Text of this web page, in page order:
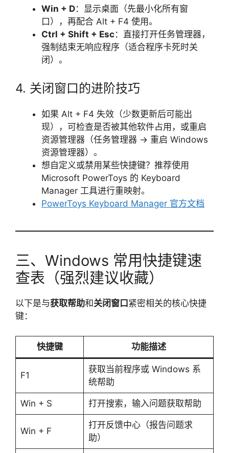
Win + D：显示桌面（先最小化所有窗
口），再配合 Alt + F4 使用。
Ctrl + Shift + Esc：直接打开任务管理器，
强制结束无响应程序（适合程序卡死时关
闭）。
4. 关闭窗口的进阶技巧
如果 Alt + F4 失效（少数更新后可能出
现），可检查是否被其他软件占用，或重启
资源管理器（任务管理器 → 重启 Windows
资源管理器）。
想自定义或禁用某些快捷键？推荐使用
Microsoft PowerToys 的 Keyboard
Manager 工具进行重映射。
PowerToys Keyboard Manager 官方文档
三、Windows 常用快捷键速
查表（强烈建议收藏）
以下是与获取帮助和 关闭窗口 紧密相关的核心快捷
键：
快捷键 功能描述
F1
获取当前程序或 Windows 系
统帮助
Win + S 打开搜索，输入问题获取帮助
Win + F
打开反馈中心（报告问题求
助）